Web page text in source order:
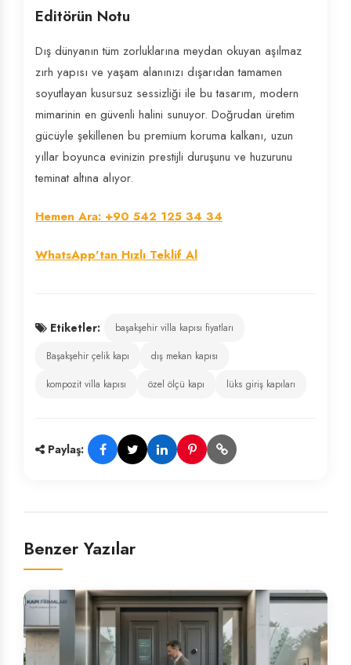
Editörün Notu
Dış dünyanın tüm zorluklarına meydan okuyan aşılmaz
zırh yapısı ve yaşam alanınızı dışarıdan tamamen
soyutlayan kusursuz sessizliği ile bu tasarım, modern
mimarinin en güvenli halini sunuyor. Doğrudan üretim
gücüyle şekillenen bu premium koruma kalkanı, uzun
yıllar boyunca evinizin prestijli duruşunu ve huzurunu
teminat altına alıyor.
Hemen Ara: +90 542 125 34 34
WhatsApp'tan Hızlı Teklif Al
Etiketler:
başakşehir villa kapısı fiyatları
Başakşehir çelik kapı
dış mekan kapısı
kompozit villa kapısı
özel ölçü kapı lüks giriş kapıları
Paylaş:
Benzer Yazılar